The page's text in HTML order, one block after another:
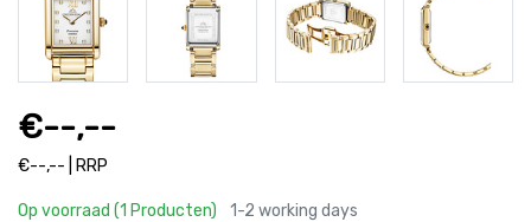
€--,--
€--,-- | RRP
Op voorraad (1 Producten) 1-2 working days